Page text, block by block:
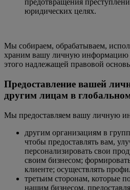
предотвращения
юридических целях.
Мы собираем, обрабатываем,
храним вашу личную информацию
этого надлежащей правовой
Предоставление вашей
другим лицам в
Мы предоставляем вашу личную
другим организациям в
чтобы предоставлять вам,
персонализировать свои
своим бизнесом;
клиенте; осуществлять
третьим сторонам, которые
нашим бизнесом,